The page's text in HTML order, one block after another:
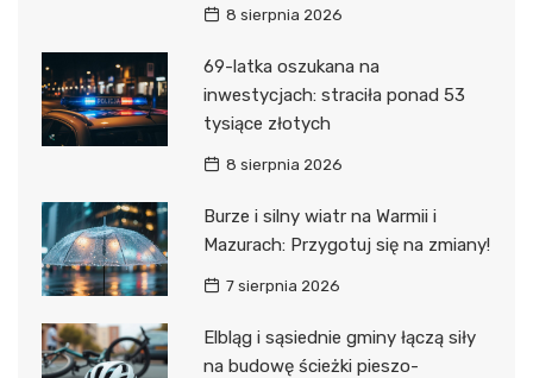
8 sierpnia 2026
69-latka oszukana na
inwestycjach: straciła ponad 53
tysiące złotych
8 sierpnia 2026
Burze i silny wiatr na Warmii i
Mazurach: Przygotuj się na zmiany!
7 sierpnia 2026
Elbląg i sąsiednie gminy łączą siły
na budowę ścieżki pieszo-